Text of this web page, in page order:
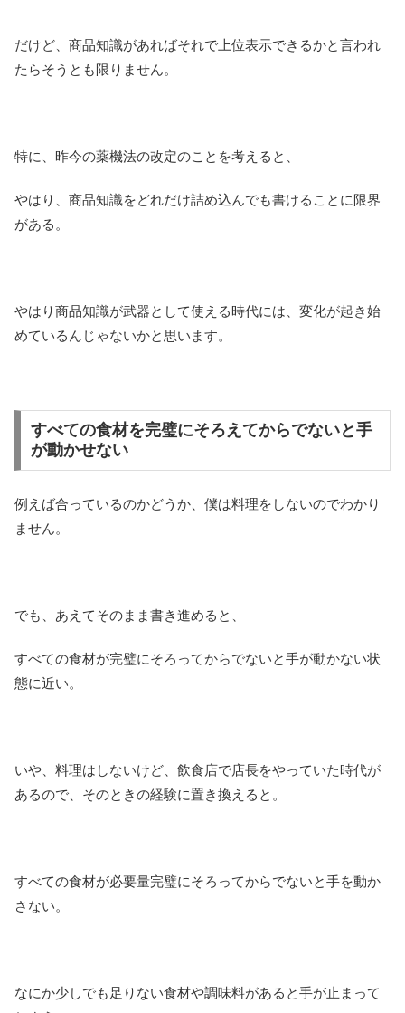
だけど、商品知識があればそれで上位表示できるかと言われ
たらそうとも限りません。
特に、昨今の薬機法の改定のことを考えると、
やはり、商品知識をどれだけ詰め込んでも書けることに限界
がある。
やはり商品知識が武器として使える時代には、変化が起き始
めているんじゃないかと思います。
すべての食材を完璧にそろえてからでないと手
が動かせない
例えば合っているのかどうか、僕は料理をしないのでわかり
ません。
でも、あえてそのまま書き進めると、
すべての食材が完璧にそろってからでないと手が動かない状
態に近い。
いや、料理はしないけど、飲食店で店長をやっていた時代が
あるので、そのときの経験に置き換えると。
すべての食材が必要量完璧にそろってからでないと手を動か
さない。
なにか少しでも足りない食材や調味料があると手が止まって